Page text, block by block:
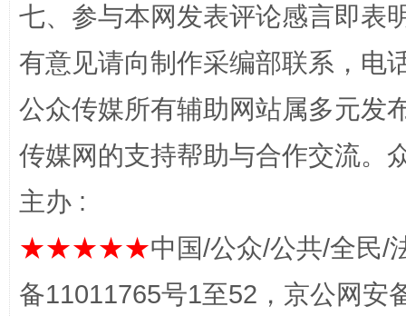
完善运行机制助力责任有效落实
公平竞争审查“十大案例”出炉！ 一纸欠
七、参与本网发表评论感言即表
有意见请向制作采编部联系，电
公众传媒所有辅助网站属多元发
传媒网的支持帮助与合作交流。
主办 :
★★★★★中国/公众/公共/全民/
备11011765号1至52，京公网安